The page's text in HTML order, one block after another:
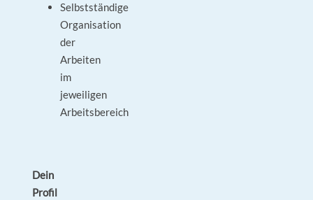
Selbstständige
Organisation
der
Arbeiten
im
jeweiligen
Arbeitsbereich
Dein
Profil